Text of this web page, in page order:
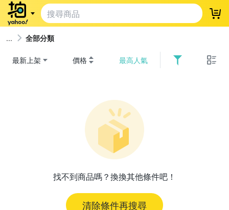
登
全部分類
最新上架 價格 最高人氣
找不到商品嗎？換換其他條件吧！
清除條件再搜尋